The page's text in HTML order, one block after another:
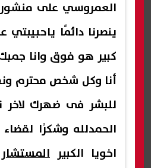
العمروسي على منشور
ينصرنا دائمًا
كبير هو فوق وانا
أنا وكل شخص محترم
للبشر فى ضهرك
الحمدلله وشكرًا
اخويا الكبير